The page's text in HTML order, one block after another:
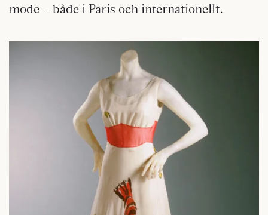
mode – både i Paris och internationellt.